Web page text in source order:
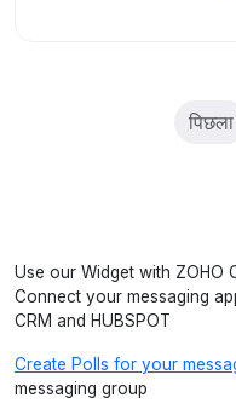
पिछला
Use our Widget with ZOHO
Connect your messaging
CRM and HUBSPOT
Create Polls for your
messaging group